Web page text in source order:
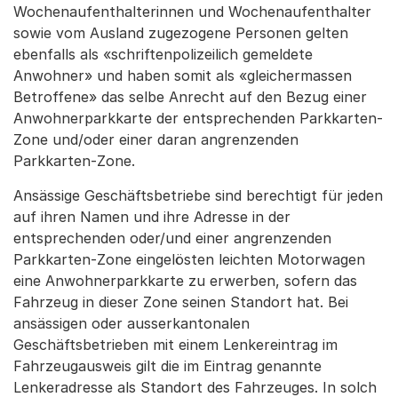
Wochenaufenthalterinnen und Wochenaufenthalter
sowie vom Ausland zugezogene Personen gelten
ebenfalls als «schriftenpolizeilich gemeldete
Anwohner» und haben somit als «gleichermassen
Betroffene» das selbe Anrecht auf den Bezug einer
Anwohnerparkkarte der entsprechenden Parkkarten-
Zone und/oder einer daran angrenzenden
Parkkarten-Zone.
Ansässige Geschäftsbetriebe sind berechtigt für jeden
auf ihren Namen und ihre Adresse in der
entsprechenden oder/und einer angrenzenden
Parkkarten-Zone eingelösten leichten Motorwagen
eine Anwohnerparkkarte zu erwerben, sofern das
Fahrzeug in dieser Zone seinen Standort hat. Bei
ansässigen oder ausserkantonalen
Geschäftsbetrieben mit einem Lenkereintrag im
Fahrzeugausweis gilt die im Eintrag genannte
Lenkeradresse als Standort des Fahrzeuges. In solch